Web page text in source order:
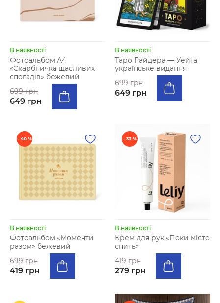
В наявності
Фотоальбом А4
«Скарбничка щасливих
спогадів» бежевий
699 грн
649 грн
В наявності
Таро Райдера — Уейта
українське видання
699 грн
649 грн
- 40 %
В наявності
Фотоальбом «Моменти
разом» бежевий
699 грн
419 грн
- 33 %
В наявності
Крем для рук «Поки місто
спить»
419 грн
279 грн